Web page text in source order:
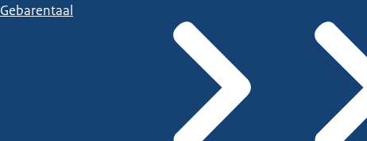
Gebarentaal